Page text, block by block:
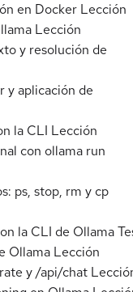
en Docker Lección
Lección
y resolución de
y aplicación de
la CLI Lección
con ollama run
ps, stop, rm y cp
la CLI de Ollama
Ollama Lección
y /api/chat